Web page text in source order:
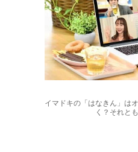
イマドキの「はなきん」は
く？それと